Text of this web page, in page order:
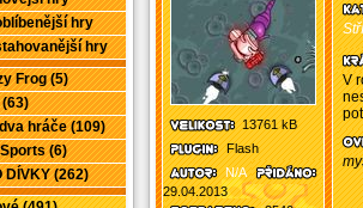
hry
hry
Frog (5)
hráče (109)
(6)
DÍVKY (262)
13761 kB
Flash
N/A
29.04.2013
V